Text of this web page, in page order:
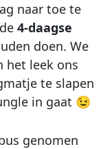
naar toe te
4-daagse
doen. We
het leek ons
te slapen
in gaat 😉
genomen